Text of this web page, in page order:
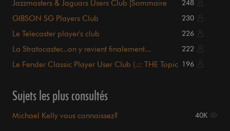
Jazzmasters & Jaguars Users Club [Sommaire
248
GIBSON SG Players Club 230
Le Telecaster player's club 226
La Stratocaster...on y revient finalement... 222
Le Fender Classic Player User Club (.:: THE Topic 196
Sujets les plus consultés
Michael Kelly vous connaissez? 40K